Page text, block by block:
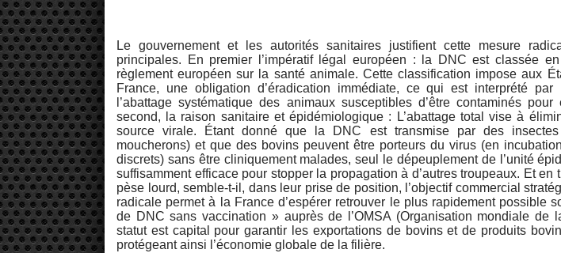
Le gouvernement et les autorités sanitaires justifient cette mesure
principales. En premier l’impératif légal européen : la DNC est classée
règlement européen sur la santé animale. Cette classification impose aux
France, une obligation d’éradication immédiate, ce qui est interprété par
l’abattage systématique des animaux susceptibles d’être contaminés
second, la raison sanitaire et épidémiologique : L’abattage total vise à
source virale. Étant donné que la DNC est transmise par des insectes
moucherons) et que des bovins peuvent être porteurs du virus (en
discrets) sans être cliniquement malades, seul le dépeuplement de l’unité
suffisamment efficace pour stopper la propagation à d’autres troupeaux. Et en
pèse lourd, semble-t-il, dans leur prise de position, l’objectif commercial
radicale permet à la France d’espérer retrouver le plus rapidement possible
de DNC sans vaccination » auprès de l’OMSA (Organisation mondiale de
statut est capital pour garantir les exportations de bovins et de produits
protégeant ainsi l’économie globale de la filière.